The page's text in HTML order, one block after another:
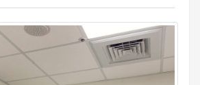
醫師提醒，出現以上症狀可能出
醫師表示，選舉
distress symptoms)其實是一種集
帶給人們的壓力有直接關係，許多